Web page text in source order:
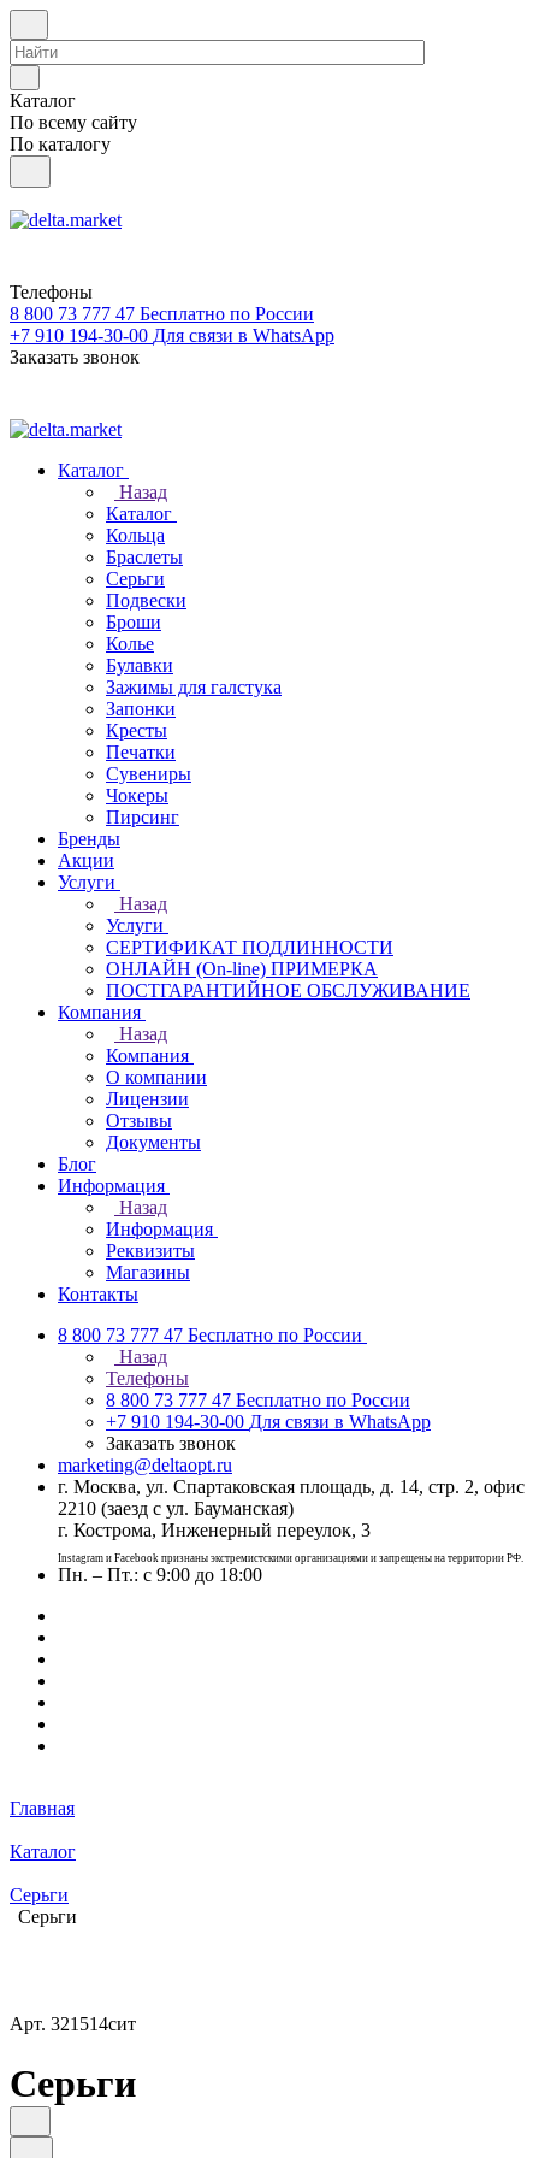
Каталог
По всему сайту
По каталогу
Телефоны
8 800 73 777 47 Бесплатно по России
+7 910 194-30-00 Для связи в WhatsApp
Заказать звонок
Каталог
Назад
Каталог
Кольца
Браслеты
Серьги
Подвески
Броши
Колье
Булавки
Зажимы для галстука
Запонки
Кресты
Печатки
Сувениры
Чокеры
Пирсинг
Бренды
Акции
Услуги
Назад
Услуги
СЕРТИФИКАТ ПОДЛИННОСТИ
ОНЛАЙН (On-line) ПРИМЕРКА
ПОСТГАРАНТИЙНОЕ ОБСЛУЖИВАНИЕ
Компания
Назад
Компания
О компании
Лицензии
Отзывы
Документы
Блог
Информация
Назад
Информация
Реквизиты
Магазины
Контакты
8 800 73 777 47 Бесплатно по России
Назад
Телефоны
8 800 73 777 47 Бесплатно по России
+7 910 194-30-00 Для связи в WhatsApp
Заказать звонок
marketing@deltaopt.ru
г. Москва, ул. Спартаковская площадь, д. 14, стр. 2, офис
2210 (заезд с ул. Бауманская)
г. Кострома, Инженерный переулок, 3
Instagram и Facebook признаны экстремистскими организациями и запрещены на территории РФ.
Пн. – Пт.: с 9:00 до 18:00
Главная
Каталог
Серьги
Серьги
Арт. 321514сит
Серьги